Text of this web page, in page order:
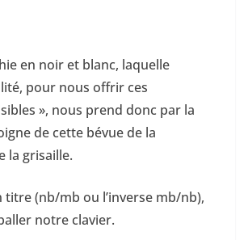
en noir et blanc, laquelle
pour nous offrir ces
», nous prend donc par la
de cette bévue de la
la grisaille.
titre (nb/mb ou l’inverse mb/nb),
notre clavier.